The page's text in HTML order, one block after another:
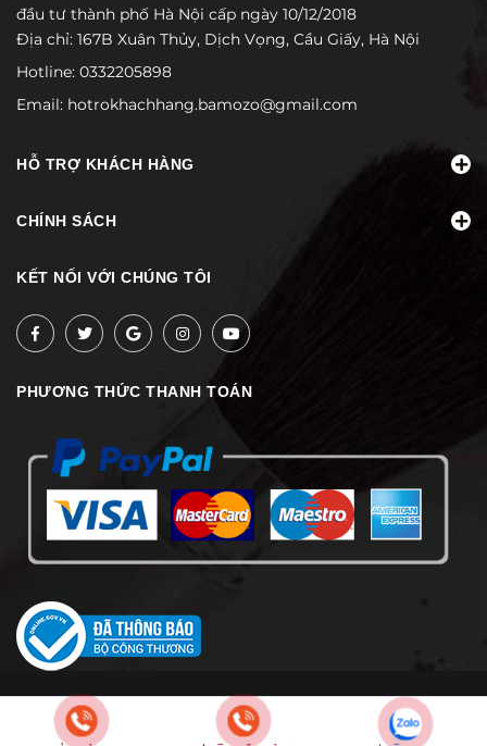
đầu tư thành phố Hà Nội cấp ngày 10/12/2018
Địa chỉ: 167B Xuân Thủy, Dịch Vọng, Cầu Giấy, Hà Nội
Hotline: 0332205898
Email: hotrokhachhang.bamozo@gmail.com
HỖ TRỢ KHÁCH HÀNG
CHÍNH SÁCH
KẾT NỐI VỚI CHÚNG TÔI
PHƯƠNG THỨC THANH TOÁN
© Bản quyền thuộc về